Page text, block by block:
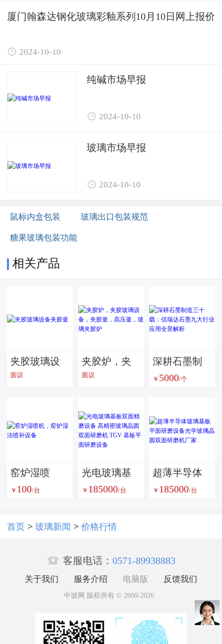
厦门翰森达钢化玻璃彩釉系列10月10日网上报价
 2024-10-10
纯碱市场早报
 2024-10-10
玻璃市场早报
 2024-10-10
鼠标内盒包装 玻璃出口包装规范
糖果玻璃包装功能
相关产品
夹胶玻璃设
备夹胶釜
面议
夹胶炉，夹
胶玻璃设
釜，高压
釜，玻璃夹
胶炉
面议
深耕石墨制
造三十载：
用全景解析
￥ 5000/个
窑炉湿喷
机，窑炉湿
￥ 100/台
光电玻璃基
板双面精磨
玻璃晶圆双
TGV 基板平
面研磨设备
￥ 185000/台
超薄半导体
玻璃基板平
机厂家
￥ 185000/台
首页 > 玻璃新闻 > 价格行情
 客服电话： 0571-89938883
关于我们 服务介绍 电脑版 反馈我们
中玻网 版权所有 © 2000-2026